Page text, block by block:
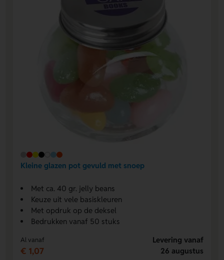
Kleine glazen pot gevuld met snoep
Met ca. 40 gr. jelly beans
Keuze uit vele basiskleuren
Met opdruk op de deksel
Bedrukken vanaf 50 stuks
Al vanaf
€ 1,07
Levering vanaf
26 augustus